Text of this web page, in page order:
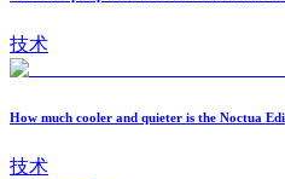
技术
How much cooler and quieter is the Noctua
技术